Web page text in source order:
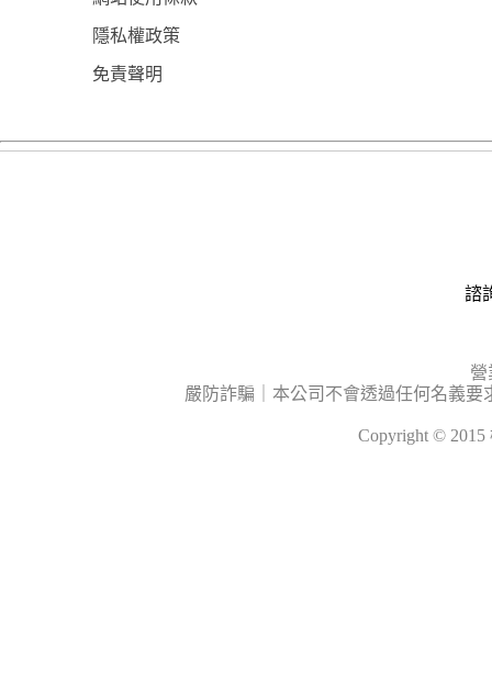
隱私權政策
免責聲明
諮
營
嚴防詐騙｜本公司不會透過任何名義
Copyright ©